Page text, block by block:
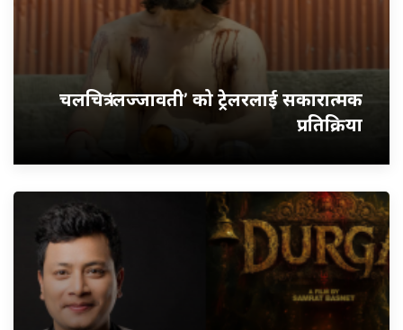
चलचित्र ‘लज्जावती’ को ट्रेलरलाई सकारात्मक
प्रतिक्रिया